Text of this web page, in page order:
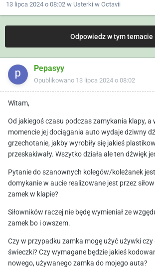
13 lipca 2024 o 08:02 w Usterki w Octavii
Odpowiedz w tym temacie
Pepasyy
Opublikowano 13 lipca 2024 o 08:02
Witam,
Od jakiegoś czasu podczas zamykania klapy, a
momencie jej dociągania auto wydaje dziwny
grzechotanie, jakby wyrobiły się jakieś
przeskakiwały. Wszytko działa ale ten dźwięk
Pytanie do szanownych kolegów/koleżanek
domykanie w aucie realizowane jest przez
zamek w klapie?
Siłowników raczej nie będę wymieniał ze
zamek bo i owszem.
Czy w przypadku zamka mogę użyć używki
świeczki? Czy wymagane będzie jakieś
nowego, używanego zamka do mojego auta?